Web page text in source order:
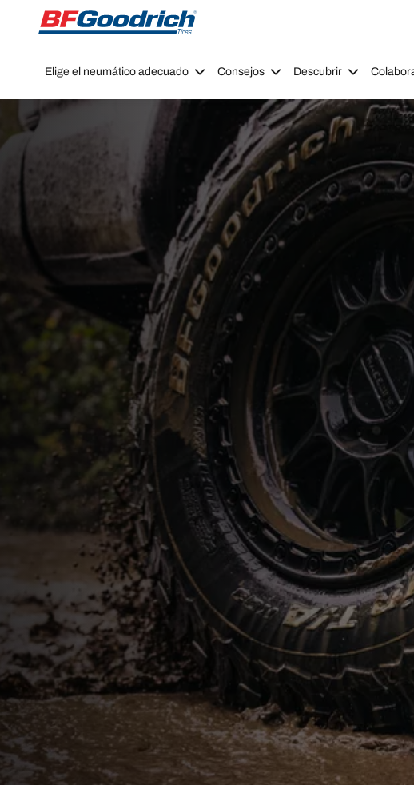
Go to page content
Go to page navigation
Elige el neumático adecuado Consejos Descubrir